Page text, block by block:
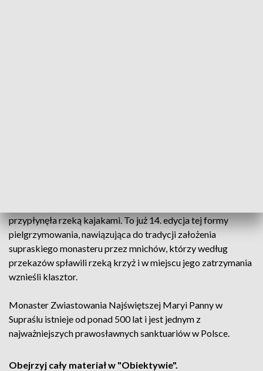
przypłynęła rzeką kajakami. To już 14. edycja tej formy
pielgrzymowania, nawiązująca do tradycji założenia
supraskiego monasteru przez mnichów, którzy według
przekazów spławili rzeką krzyż i w miejscu jego zatrzymania
wznieśli klasztor.
Monaster Zwiastowania Najświętszej Maryi Panny w
Supraślu istnieje od ponad 500 lat i jest jednym z
najważniejszych prawosławnych sanktuariów w Polsce.
Obejrzyj cały materiał w "Obiektywie".